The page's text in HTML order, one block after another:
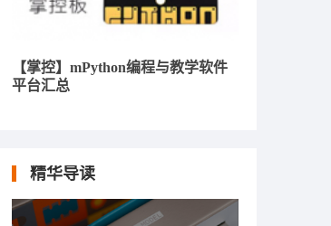
【掌控】mPython编程与教学软件
平台汇总
精华导读